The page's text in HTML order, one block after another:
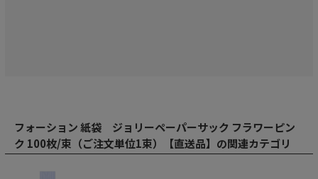
フォーション 紙袋 ジョリーペーパーサック フラワーピン
ク 100枚/束（ご注文単位1束）【直送品】の関連カテゴリ